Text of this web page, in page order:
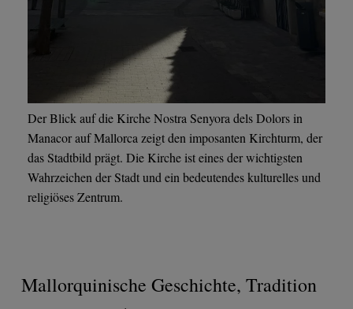
Der Blick auf die Kirche Nostra Senyora dels Dolors in
Manacor auf Mallorca zeigt den imposanten Kirchturm, der
das Stadtbild prägt. Die Kirche ist eines der wichtigsten
Wahrzeichen der Stadt und ein bedeutendes kulturelles und
religiöses Zentrum.
Mallorquinische Geschichte, Tradition